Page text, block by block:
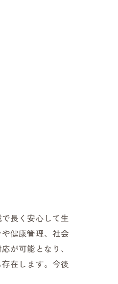
長く安心して生
健康管理、社会
が可能となり、
在します。今後